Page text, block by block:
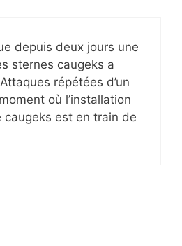
depuis deux jours une
sternes caugeks a
répétées d’un
où l’installation
caugeks est en train de